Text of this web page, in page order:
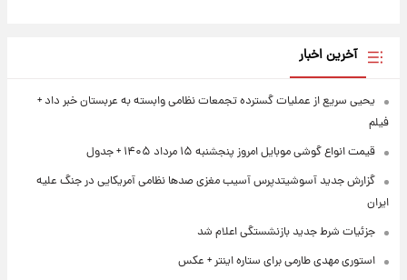
آخرین اخبار
یحیی سریع از عملیات گسترده تجمعات نظامی وابسته به عربستان خبر داد +
فیلم
قیمت انواع گوشی موبایل امروز پنجشنبه ۱۵ مرداد ۱۴۰۵ + جدول
گزارش جدید آسوشیتدپرس آسیب مغزی صدها نظامی آمریکایی در جنگ علیه
ایران
جزئیات شرط جدید بازنشستگی اعلام شد
استوری مهدی طارمی برای ستاره اینتر + عکس